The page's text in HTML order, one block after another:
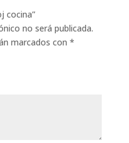
cocina”
no será publicada.
marcados con *